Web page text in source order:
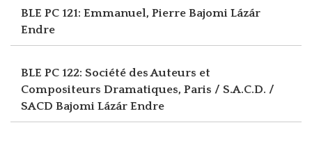
BLE PC 121: Emmanuel, Pierre Bajomi Lázár
Endre
BLE PC 122: Société des Auteurs et
Compositeurs Dramatiques, Paris / S.A.C.D. /
SACD Bajomi Lázár Endre